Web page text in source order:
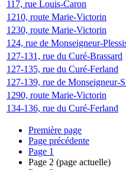
117, rue Louis-Caron
1210, route Marie-Victorin
1230, route Marie-Victorin
124, rue de Monseigneur-
127-131, rue du Curé-Brassard
127-135, rue du Curé-Ferland
127-139, rue de Monseigneur-
1290, route Marie-Victorin
134-136, rue du Curé-Ferland
Première page
Page précédente
Page 1
Page 2 (page actuelle)